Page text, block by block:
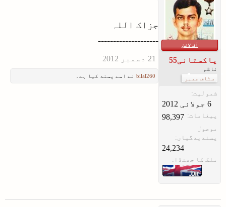
آف لائن
پاکستانی55
ناظم
سٹاف ممبر
شمولیت:
پیغامات: 98,397
موصول
پسندیدگیاں:
24,234
ملک کا جھنڈا:
جزاک اللہ
--------------------
bilal260 نے اسے پسند کیا ہے۔